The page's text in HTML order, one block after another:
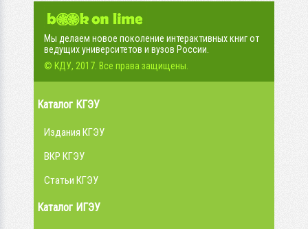
Мы делаем новое поколение интерактивных книг от
ведущих университетов и вузов России.
© КДУ, 2017. Все права защищены.
Каталог КГЭУ
Издания КГЭУ
ВКР КГЭУ
Статьи КГЭУ
Каталог ИГЭУ